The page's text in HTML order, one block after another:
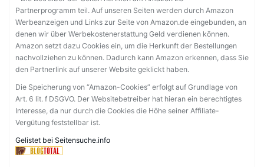
Partnerprogramm teil. Auf unseren Seiten werden durch Amazon
Werbeanzeigen und Links zur Seite von Amazon.de eingebunden, an
denen wir über Werbekostenerstattung Geld verdienen können.
Amazon setzt dazu Cookies ein, um die Herkunft der Bestellungen
nachvollziehen zu können. Dadurch kann Amazon erkennen, dass Sie
den Partnerlink auf unserer Website geklickt haben.
Die Speicherung von “Amazon-Cookies” erfolgt auf Grundlage von
Art. 6 lit. f DSGVO. Der Websitebetreiber hat hieran ein berechtigtes
Interesse, da nur durch die Cookies die Höhe seiner Affiliate-
Vergütung feststellbar ist.
Gelistet bei Seitensuche.info